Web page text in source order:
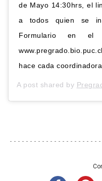
de Mayo 14:30hrs, el
a todos quien se
Formulario en el
hace cada
A post shared by